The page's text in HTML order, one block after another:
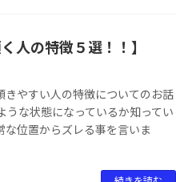
人の特徴５選！！】
やすい人の特徴についてのお話
うな状態になっているか知ってい
位置からズレる事を言いま